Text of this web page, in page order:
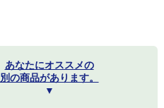
あなたにオススメの
別の商品があります。
▼